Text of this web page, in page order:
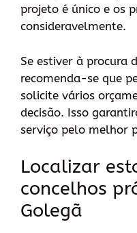
projeto é único e os
consideravelmente.
Se estiver à procura
recomenda-se que
solicite vários
decisão. Isso
serviço pelo melhor
Localizar
concelhos
Golegã